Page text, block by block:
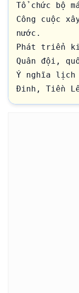
Tổ chức bộ
Công cuộc
nước.
Phát triển
Quân đội,
Ý nghĩa lịch
Đinh, Tiền